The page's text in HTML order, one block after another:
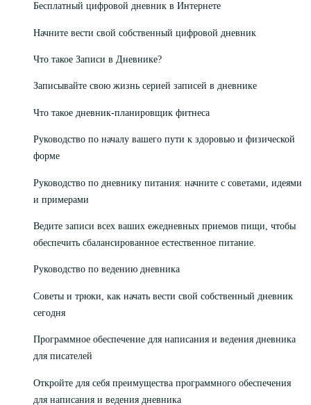
Бесплатный цифровой дневник в Интернете
Начните вести свой собственный цифровой дневник
Что такое Записи в Дневнике?
Записывайте свою жизнь серией записей в дневнике
Что такое дневник-планировщик фитнеса
Руководство по началу вашего пути к здоровью и физической
форме
Руководство по дневнику питания: начните с советами, идеями
и примерами
Ведите записи всех ваших ежедневных приемов пищи, чтобы
обеспечить сбалансированное естественное питание.
Руководство по ведению дневника
Советы и трюки, как начать вести свой собственный дневник
сегодня
Программное обеспечение для написания и ведения дневника
для писателей
Откройте для себя преимущества программного обеспечения
для написания и ведения дневника